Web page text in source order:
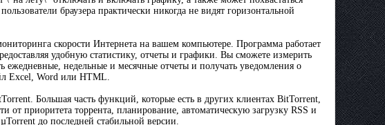
браузера практически никогда не видят горизонтальной
скорости Интернета на вашем компьютере. Программа работает
удобную статистику, отчеты и графики. Вы сможете измерить
ежедневные, недельные и месячные отчеты и получать уведомления о
Excel, Word или HTML.
Большая часть функций, которые есть в других клиентах BitTorrent,
приоритета торрента, планирование, автоматическую загрузку RSS и
до последней стабильной версии.